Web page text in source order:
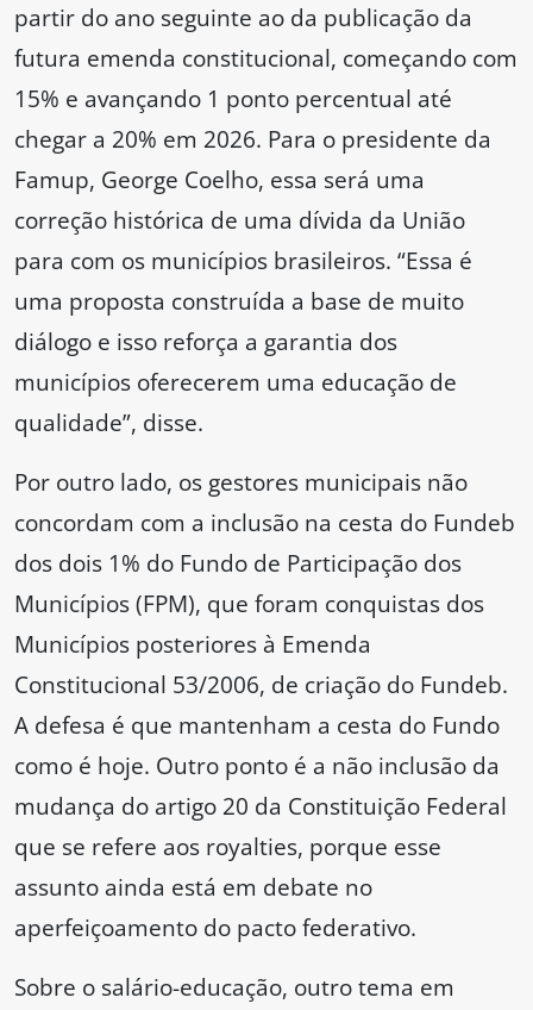
partir do ano seguinte ao da publicação da
futura emenda constitucional, começando com
15% e avançando 1 ponto percentual até
chegar a 20% em 2026. Para o presidente da
Famup, George Coelho, essa será uma
correção histórica de uma dívida da União
para com os municípios brasileiros. “Essa é
uma proposta construída a base de muito
diálogo e isso reforça a garantia dos
municípios oferecerem uma educação de
qualidade”, disse.
Por outro lado, os gestores municipais não
concordam com a inclusão na cesta do Fundeb
dos dois 1% do Fundo de Participação dos
Municípios (FPM), que foram conquistas dos
Municípios posteriores à Emenda
Constitucional 53/2006, de criação do Fundeb.
A defesa é que mantenham a cesta do Fundo
como é hoje. Outro ponto é a não inclusão da
mudança do artigo 20 da Constituição Federal
que se refere aos royalties, porque esse
assunto ainda está em debate no
aperfeiçoamento do pacto federativo.
Sobre o salário-educação, outro tema em